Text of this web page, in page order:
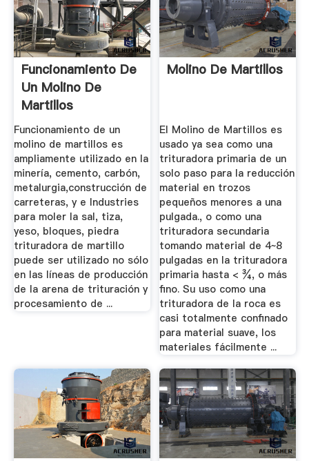
Funcionamiento De
Un Molino De
Martillos
Funcionamiento de un
molino de martillos es
ampliamente utilizado en la
minería, cemento, carbón,
metalurgia,construcción de
carreteras, y e Industries
para moler la sal, tiza,
yeso, bloques, piedra
trituradora de martillo
puede ser utilizado no sólo
en las líneas de producción
de la arena de trituración y
procesamiento de ...
Molino De Martillos
El Molino de Martillos es
usado ya sea como una
trituradora primaria de un
solo paso para la reducción
material en trozos
pequeños menores a una
pulgada., o como una
trituradora secundaria
tomando material de 4~8
pulgadas en la trituradora
primaria hasta < ¾, o más
fino. Su uso como una
trituradora de la roca es
casi totalmente confinado
para material suave, los
materiales fácilmente ...